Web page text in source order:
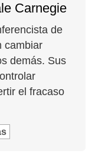
Carnegie
de
cambiar
demás. Sus
el fracaso